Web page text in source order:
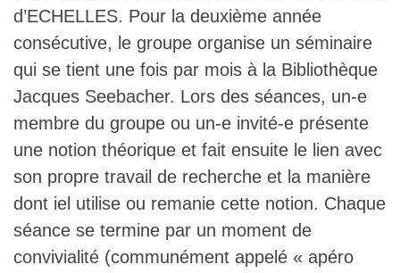
d’ECHELLES. Pour la deuxième année
consécutive, le groupe organise un séminaire
qui se tient une fois par mois à la Bibliothèque
Jacques Seebacher. Lors des séances, un-e
membre du groupe ou un-e invité-e présente
une notion théorique et fait ensuite le lien avec
son propre travail de recherche et la manière
dont iel utilise ou remanie cette notion. Chaque
séance se termine par un moment de
convivialité (communément appelé « apéro